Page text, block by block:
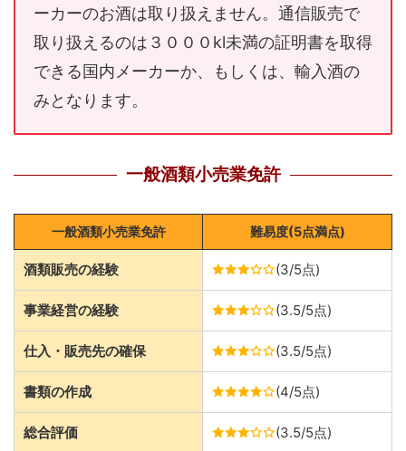
ーカーのお酒は取り扱えません。通信販売で
取り扱えるのは３０００kl未満の証明書を取得
できる国内メーカーか、もしくは、輸入酒の
みとなります。
一般酒類小売業免許
一般酒類小売業免許 難易度(5点満点)
酒類販売の経験 (3/5点)
事業経営の経験 (3.5/5点)
仕入・販売先の確保 (3.5/5点)
書類の作成 (4/5点)
総合評価 (3.5/5点)